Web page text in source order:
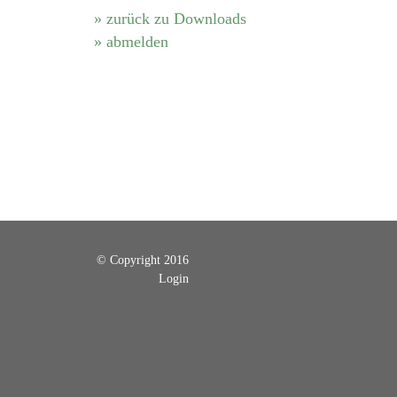
» zurück zu Downloads
» abmelden
© Copyright 2016
Login